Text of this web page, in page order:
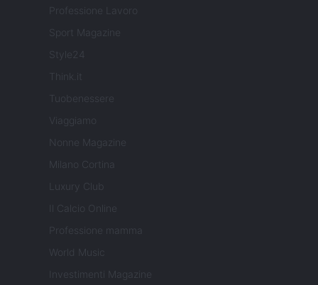
Professione Lavoro
Sport Magazine
Style24
Think.it
Tuobenessere
Viaggiamo
Nonne Magazine
Milano Cortina
Luxury Club
Il Calcio Online
Professione mamma
World Music
Investimenti Magazine